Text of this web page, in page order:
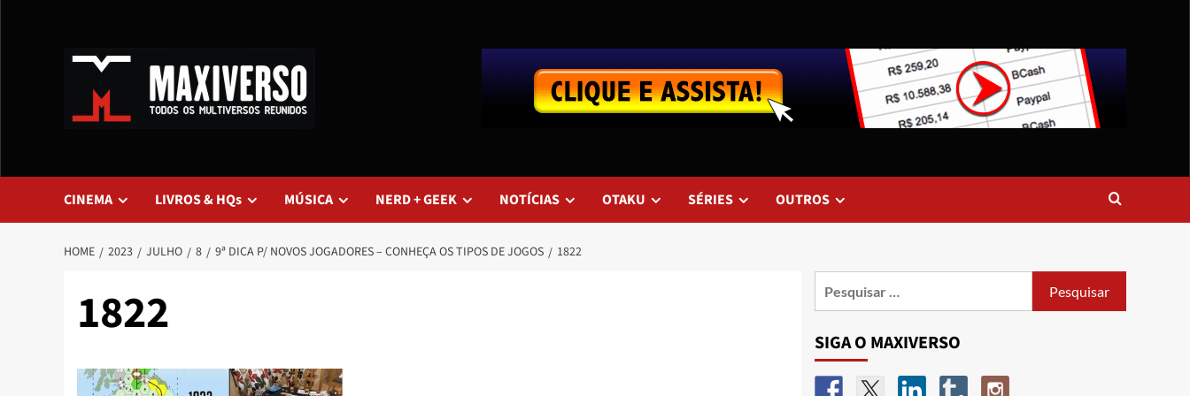
CINEMA LIVROS & HQs MÚSICA NERD + GEEK NOTÍCIAS OTAKU SÉRIES OUTROS
HOME 2023 JULHO 8 9ª DICA P/ NOVOS JOGADORES – CONHEÇA OS TIPOS DE JOGOS 1822
1822 SIGA O MAXIVERSO